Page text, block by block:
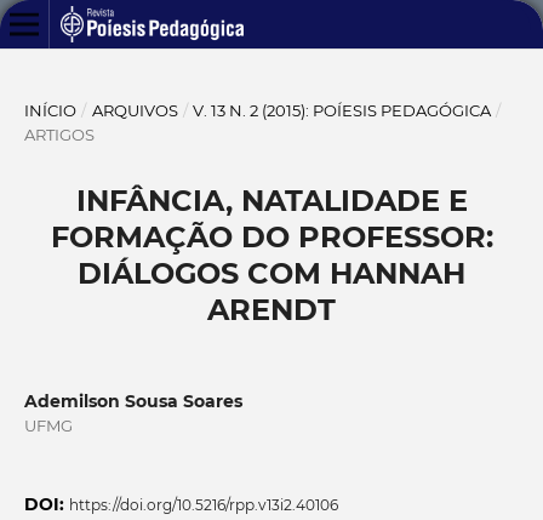
INÍCIO / ARQUIVOS / V. 13 N. 2 (2015): POÍESIS PEDAGÓGICA /
ARTIGOS
INFÂNCIA, NATALIDADE E
FORMAÇÃO DO PROFESSOR:
DIÁLOGOS COM HANNAH
ARENDT
Ademilson Sousa Soares
UFMG
DOI: https://doi.org/10.5216/rpp.v13i2.40106